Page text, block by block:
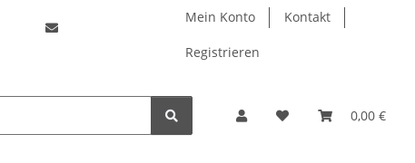
Mein Konto Kontakt
Registrieren
0,00 €